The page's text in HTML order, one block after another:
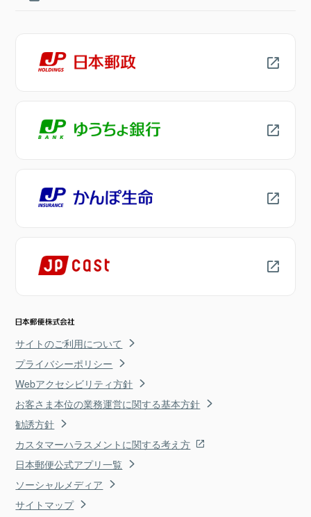
サイトのご利用について
プライバシーポリシー
Webアクセシビリティ方針
お客さま本位の業務運営に関する基本方針
勧誘方針
カスタマーハラスメントに関する考え方
日本郵便公式アプリ一覧
ソーシャルメディア
サイトマップ